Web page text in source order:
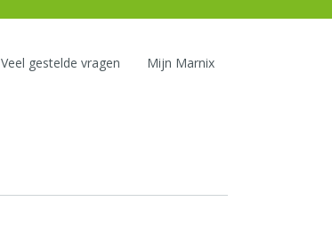
Veel gestelde vragen Mijn Marnix